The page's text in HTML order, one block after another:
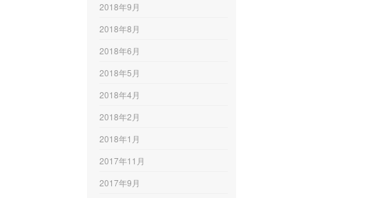
2018年9月
2018年8月
2018年6月
2018年5月
2018年4月
2018年2月
2018年1月
2017年11月
2017年9月